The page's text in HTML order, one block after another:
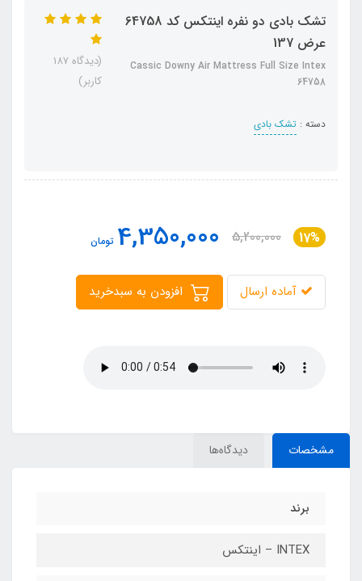
تشک بادی دو نفره اینتکس کد 64758
عرض 137
Cassic Downy Air Mattress Full Size Intex
64758
دسته : تشک بادی
(دیدگاه 187
کاربر)
17%
5,200,000
4,350,000 تومان
آماده ارسال
مشخصات دیدگاه‌ها
برند
INTEX – اینتکس